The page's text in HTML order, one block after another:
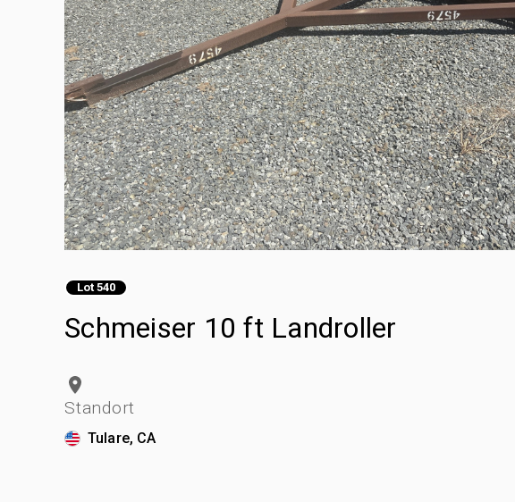
Lot 540
Schmeiser 10 ft Landroller
Standort
Tulare, CA